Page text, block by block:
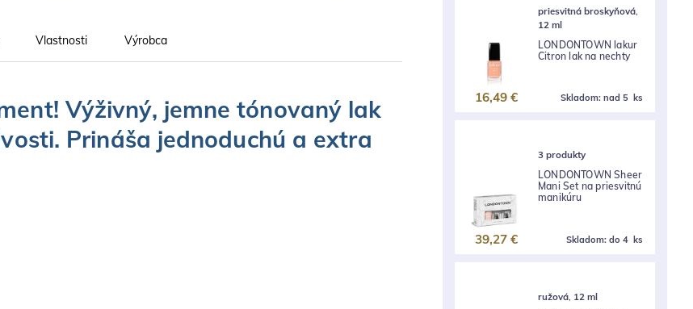
Vlastnosti Výrobca
Výživný, jemne tónovaný lak
Prináša jednoduchú a extra
priesvitná broskyňová,
12 ml
LONDONTOWN lakur
Citron lak na nechty
Skladom: nad 5 ks
16,49 €
3 produkty
LONDONTOWN Sheer
Mani Set na priesvitnú
manikúru
Skladom: do 4 ks
39,27 €
ružová, 12 ml